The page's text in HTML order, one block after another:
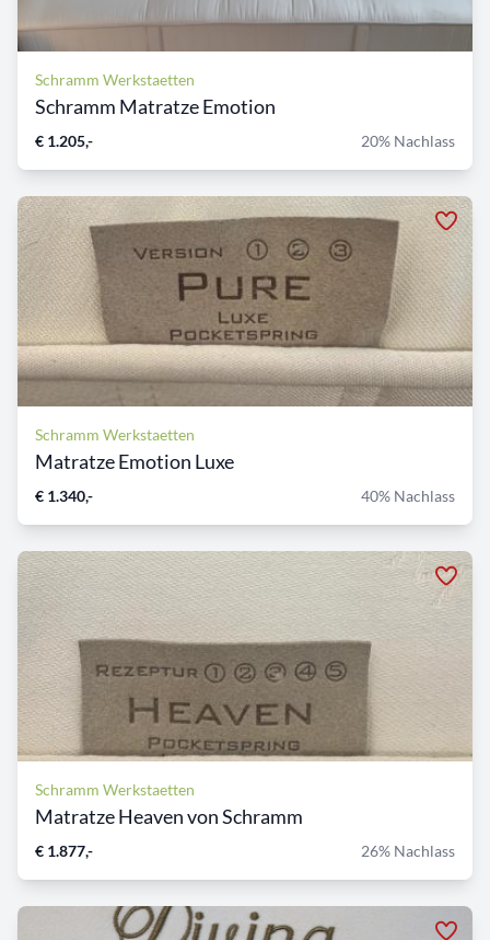
Schramm Werkstaetten
Schramm Matratze Emotion
€ 1.205,- 20% Nachlass
Schramm Werkstaetten
Matratze Emotion Luxe
€ 1.340,- 40% Nachlass
Schramm Werkstaetten
Matratze Heaven von Schramm
€ 1.877,- 26% Nachlass